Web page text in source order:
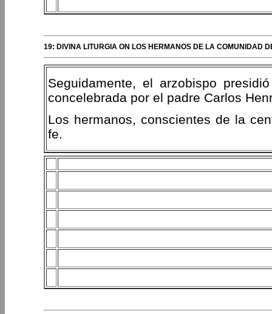
19: DIVINA LITURGIA ON LOS HERMANOS DE LA COMUNIDAD
Seguidamente, el arzobispo
concelebrada por el padre Carlos
Los hermanos, conscientes de la
fe.